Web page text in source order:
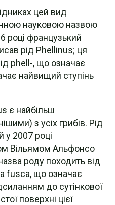
цей вид
науковою назвою
році французький
рід Phellinus; ця
phell-, що означає
найвищий ступінь
є найбільш
з усіх грибів. Рід
у 2007 році
Вільямом Альфонсо
роду походить від
fusca, що означає
до сутінкової
поверхні цієї